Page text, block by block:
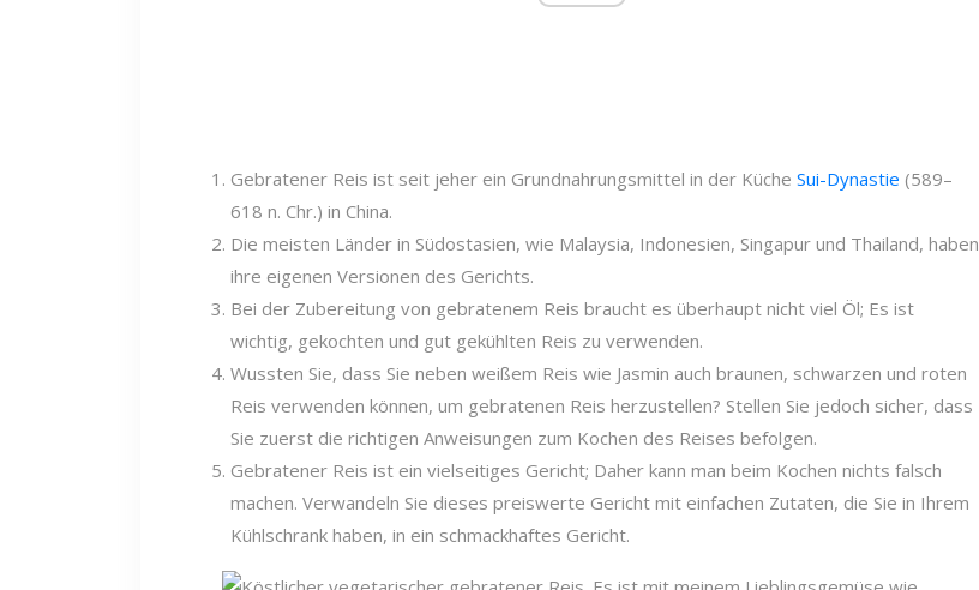
Gebratener Reis ist seit jeher ein Grundnahrungsmittel in der Küche Sui-Dynastie (589–
618 n. Chr.) in China.
Die meisten Länder in Südostasien, wie Malaysia, Indonesien, Singapur und Thailand, haben
ihre eigenen Versionen des Gerichts.
Bei der Zubereitung von gebratenem Reis braucht es überhaupt nicht viel Öl; Es ist
wichtig, gekochten und gut gekühlten Reis zu verwenden.
Wussten Sie, dass Sie neben weißem Reis wie Jasmin auch braunen, schwarzen und roten
Reis verwenden können, um gebratenen Reis herzustellen? Stellen Sie jedoch sicher, dass
Sie zuerst die richtigen Anweisungen zum Kochen des Reises befolgen.
Gebratener Reis ist ein vielseitiges Gericht; Daher kann man beim Kochen nichts falsch
machen. Verwandeln Sie dieses preiswerte Gericht mit einfachen Zutaten, die Sie in Ihrem
Kühlschrank haben, in ein schmackhaftes Gericht.